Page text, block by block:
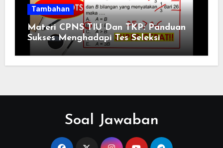
Tambahan
Materi CPNS TIU Dan TKP: Panduan
Sukses Menghadapi Tes Seleksi
Soal Jawaban